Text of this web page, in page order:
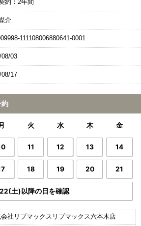
約：2年間
介
111108006880641-0001
08/03
08/17
約
月 火 水 木 金
11 12 13 14
18 19 20 21
土)以降の日を確認
社リブマックスリブマックス六本木店